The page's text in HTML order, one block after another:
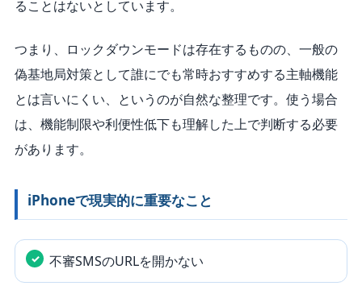
ることはないとしています。
つまり、ロックダウンモードは存在するものの、一般の
偽基地局対策として誰にでも常時おすすめする主軸機能
とは言いにくい、というのが自然な整理です。使う場合
は、機能制限や利便性低下も理解した上で判断する必要
があります。
iPhoneで現実的に重要なこと
不審SMSのURLを開かない